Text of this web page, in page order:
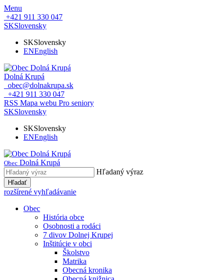
Menu
+421 911 330 047
SKSlovensky
SKSlovensky
ENEnglish
Dolná Krupá
obec@dolnakrupa.sk
+421 911 330 047
RSS Mapa webu Pro seniory
SKSlovensky
SKSlovensky
ENEnglish
Obec Dolná Krupá
Hľadaný výraz
Hľadať
rozšírené vyhľadávanie
Obec
História obce
Osobnosti a rodáci
7 divov Dolnej Krupej
Inštitúcie v obci
Školstvo
Matrika
Obecná kronika